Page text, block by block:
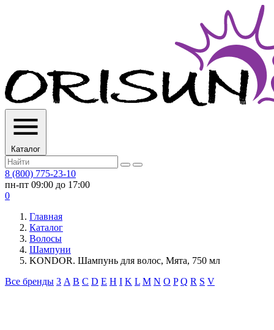
Каталог
8 (800) 775-23-10
пн-пт 09:00 до 17:00
0
Главная
Каталог
Волосы
Шампуни
KONDOR. Шампунь для волос, Мята, 750 мл
Все бренды 3 A B C D E H I K L M N O P Q R S V